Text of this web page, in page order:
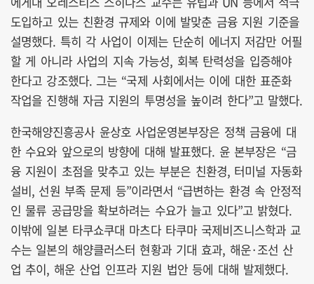
도입하고 있는 친환경 규제와 이에 발맞춘 금융 지원 기준을
설명했다. 특히 각 사업이 이제는 단순히 에너지 저감만 어필
할 게 아니라 사업의 지속 가능성, 회복 탄력성을 입증해야
한다고 강조했다. 그는 “국제 사회에서는 이에 대한 표준화
작업을 진행해 자금 지원의 투명성을 높이려 한다”고 말했다.
한국해양진흥공사 윤상호 사업운영본부장은 정책 금융에 대
한 수요와 앞으로의 방향에 대해 발표했다. 윤 본부장은 “금
융 지원이 초점을 맞추고 있는 부분은 친환경, 터미널 자동화
설비, 선원 부족 문제 등”이라면서 “급변하는 환경 속 안정적
인 물류 공급망을 확보하려는 수요가 늘고 있다”고 밝혔다.
이밖에 일본 타쿠쇼쿠대 마츠다 타쿠마 국제비즈니스학과 교
수는 일본의 해양클러스터 현황과 기대 효과, 해운·조선 산
업 추이, 해운 산업 인프라 지원 법안 등에 대해 발제했다.